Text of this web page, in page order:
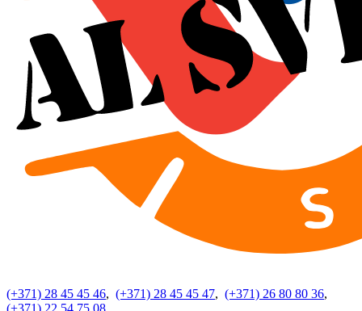
(+371) 28 45 45 46, (+371) 28 45 45 47, (+371) 26 80 80 36,